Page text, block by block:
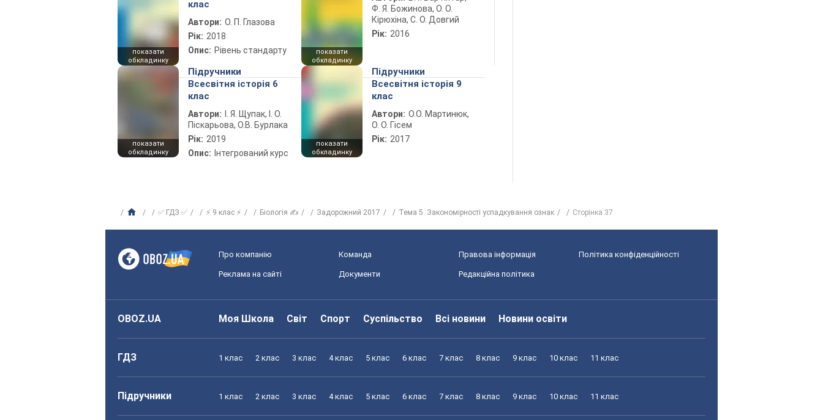
показати
обкладинку
клас
Автори: О. П. Глазова
Рік: 2018
Опис: Рівень стандарту
показати
обкладинку
Ф. Я. Божинова, О. О.
Кірюхіна, С. О. Довгий
Рік: 2016
показати
обкладинку
Підручники
Всесвітня історія 6
клас
Автори:
І. Я. Щупак, І. О.
Піскарьова, О.В. Бурлака
Рік: 2019
Опис: Інтегрований курс
показати
обкладинку
Підручники
Всесвітня історія 9
клас
Автори: О.О. Мартинюк,
О. О. Гісем
Рік: 2017
✅ ГДЗ ✅ ⚡ 9 клас ⚡ Біологія ✍ Задорожний 2017 Тема 5. Закономірності успадкування ознак Сторінка 37
Про компанію Команда Правова інформація Політика конфіденційності
Реклама на сайті Документи Редакційна політика
OBOZ.UA Моя Школа Світ Спорт Суспільство Всі новини Новини освіти
ГДЗ 1 клас 2 клас 3 клас 4 клас 5 клас 6 клас 7 клас 8 клас 9 клас 10 клас 11 клас
Підручники 1 клас 2 клас 3 клас 4 клас 5 клас 6 клас 7 клас 8 клас 9 клас 10 клас 11 клас